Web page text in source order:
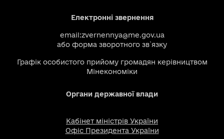
Електронні звернення
email:zvernennya@me.gov.ua
або форма зворотного зв`язку
Графік особистого прийому громадян керівництвом
Мінекономіки
Органи державної влади
Кабінет міністрів України
Офіс Президента України